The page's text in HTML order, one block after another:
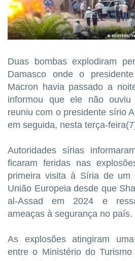
Duas bombas explodiram
Damasco onde o
Macron havia passado a
informou que ele não
reuniu com o presidente sírio
em seguida, nesta terça-
Autoridades sírias
ficaram feridas nas
primeira visita à Síria de um
União Europeia desde que
al-Assad em 2024 e
ameaças à segurança no país.
As explosões atingiram
entre o Ministério do